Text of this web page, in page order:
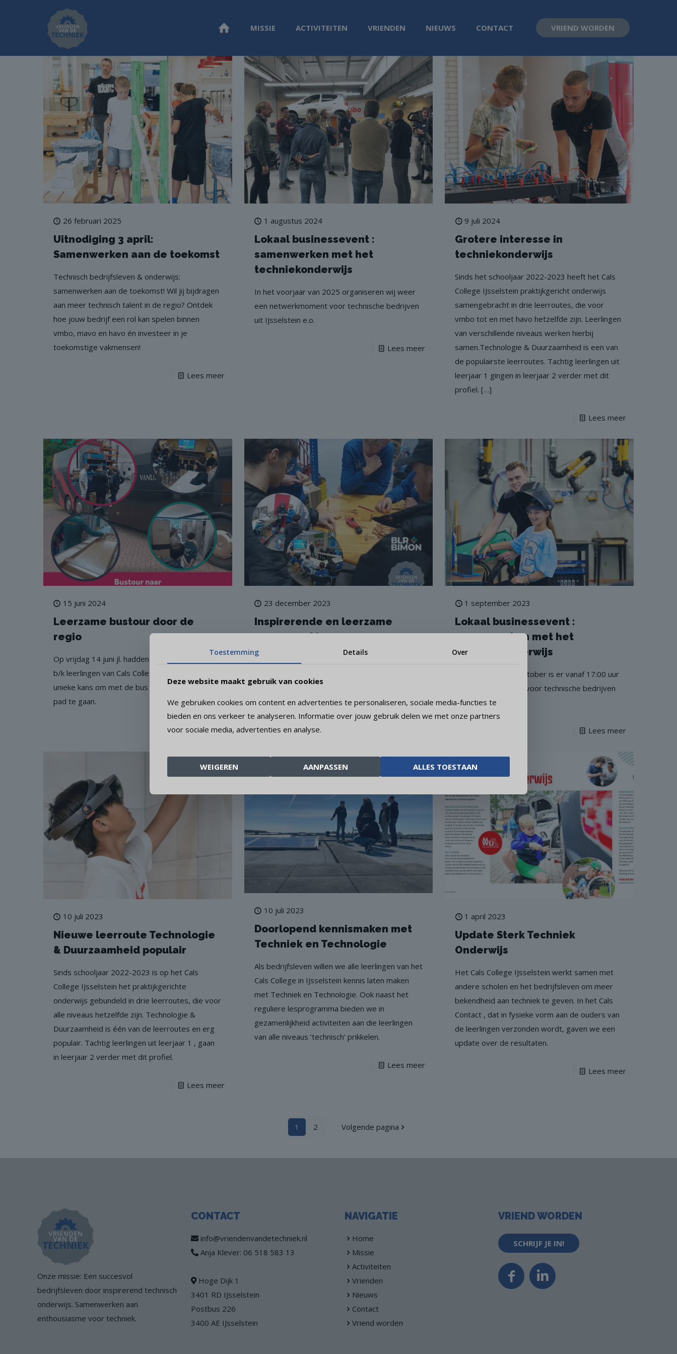
MISSIE ACTIVITEITEN VRIENDEN NIEUWS CONTACT VRIEND WORDEN
26 februari 2025
Uitnodiging 3 april:
Samenwerken aan de toekomst
Technisch bedrijfsleven & onderwijs:
samenwerken aan de toekomst! Wil jij bijdragen
aan meer technisch talent in de regio? Ontdek
hoe jouw bedrijf een rol kan spelen binnen
vmbo, mavo en havo én investeer in je
toekomstige vakmensen!
Lees meer
1 augustus 2024
Lokaal businessevent :
samenwerken met het
techniekonderwijs
In het voorjaar van 2025 organiseren wij weer
een netwerkmoment voor technische bedrijven
uit IJsselstein e.o.
Lees meer
9 juli 2024
Grotere interesse in
techniekonderwijs
Sinds het schooljaar 2022-2023 heeft het Cals
College IJsselstein praktijkgericht onderwijs
samengebracht in drie leerroutes, die voor
vmbo tot en met havo hetzelfde zijn. Leerlingen
van verschillende niveaus werken hierbij
samen.Technologie & Duurzaamheid is een van
de populairste leerroutes. Tachtig leerlingen uit
leerjaar 1 gingen in leerjaar 2 verder met dit
profiel. […]
Lees meer
15 juni 2024
Leerzame bustour door de
regio
Op vrijdag 14 juni jl. hadden de 3e jaars vmbo-
b/k leerlingen van Cals College IJsselstein de
unieke kans om met de bus van FC Utrecht op
pad te gaan.
Lees meer
23 december 2023
Inspirerende en leerzame
samenwerkingen
Ook in de afgelopen periode hebben de vmbo-
het bedrijfsleven. Tijdens stages, bezoeken en
gastlessen.
1 september 2023
Lokaal businessevent :
samenwerken met het
techniekonderwijs
Op donderdag 26 oktober is er vanaf 17:00 uur
een bedrijvenavond voor technische bedrijven
uit IJsselstein e.o.
Lees meer
10 juli 2023
Nieuwe leerroute Technologie
& Duurzaamheid populair
Sinds schooljaar 2022-2023 is op het Cals
College IJsselstein het praktijkgerichte
onderwijs gebundeld in drie leerroutes, die voor
alle niveaus hetzelfde zijn. Technologie &
Duurzaamheid is één van de leerroutes en erg
populair. Tachtig leerlingen uit leerjaar 1 , gaan
in leerjaar 2 verder met dit profiel.
Lees meer
10 juli 2023
Doorlopend kennismaken met
Techniek en Technologie
Als bedrijfsleven willen we alle leerlingen van het
Cals College in IJsselstein kennis laten maken
met Techniek en Technologie. Ook naast het
reguliere lesprogramma bieden we in
gezamenlijkheid activiteiten aan die leerlingen
van alle niveaus ’technisch’ prikkelen.
Lees meer
1 april 2023
Update Sterk Techniek
Onderwijs
Het Cals College IJsselstein werkt samen met
andere scholen en het bedrijfsleven om meer
bekendheid aan techniek te geven. In het Cals
Contact , dat in fysieke vorm aan de ouders van
de leerlingen verzonden wordt, gaven we een
update over de resultaten.
Lees meer
1 2 Volgende pagina
Onze missie: Een succesvol
bedrijfsleven door inspirerend technisch
onderwijs. Samenwerken aan
enthousiasme voor techniek.
CONTACT
info@vriendenvandetechniek.nl
Anja Klever: 06 518 583 13
Hoge Dijk 1
3401 RD IJsselstein
Postbus 226
3400 AE IJsselstein
NAVIGATIE
Home
Missie
Activiteiten
Vrienden
Nieuws
Contact
Vriend worden
VRIEND WORDEN
SCHRIJF JE IN!
Toestemming Details Over
Deze website maakt gebruik van cookies
We gebruiken cookies om content en advertenties te personaliseren, sociale media-functies te
bieden en ons verkeer te analyseren. Informatie over jouw gebruik delen we met onze partners
voor sociale media, advertenties en analyse.
WEIGEREN AANPASSEN ALLES TOESTAAN